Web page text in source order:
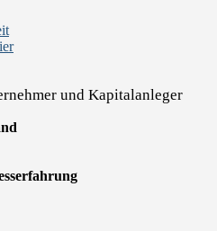
und Kapitalanleger